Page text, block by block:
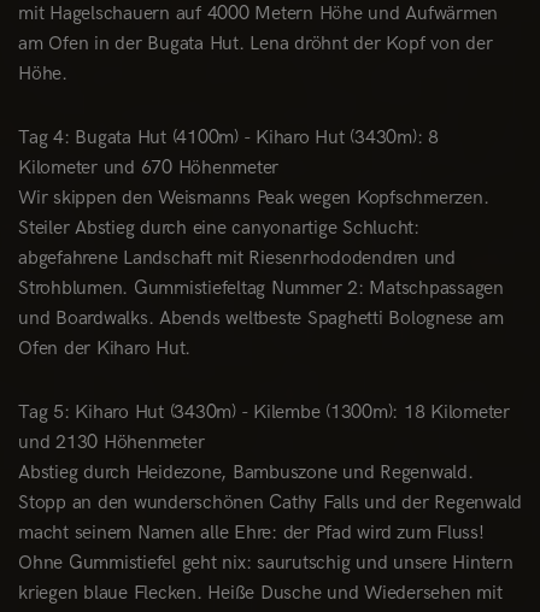
mit Hagelschauern auf 4000 Metern Höhe und Aufwärmen
am Ofen in der Bugata Hut. Lena dröhnt der Kopf von der
Höhe.
Tag 4: Bugata Hut (4100m) - Kiharo Hut (3430m): 8
Kilometer und 670 Höhenmeter
Wir skippen den Weismanns Peak wegen Kopfschmerzen.
Steiler Abstieg durch eine canyonartige Schlucht:
abgefahrene Landschaft mit Riesenrhododendren und
Strohblumen. Gummistiefeltag Nummer 2: Matschpassagen
und Boardwalks. Abends weltbeste Spaghetti Bolognese am
Ofen der Kiharo Hut.
Tag 5: Kiharo Hut (3430m) - Kilembe (1300m): 18 Kilometer
und 2130 Höhenmeter
Abstieg durch Heidezone, Bambuszone und Regenwald.
Stopp an den wunderschönen Cathy Falls und der Regenwald
macht seinem Namen alle Ehre: der Pfad wird zum Fluss!
Ohne Gummistiefel geht nix: saurutschig und unsere Hintern
kriegen blaue Flecken. Heiße Dusche und Wiedersehen mit